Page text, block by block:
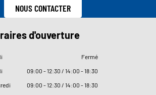
NOUS CONTACTER
d'ouverture
Fermé
09:00 - 12:30 / 14:00 - 18:30
09:00 - 12:30 / 14:00 - 18:30